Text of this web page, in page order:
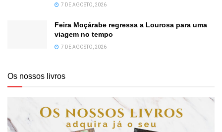
7 DE AGOSTO, 2026
Feira Moçárabe regressa a Lourosa para uma
viagem no tempo
7 DE AGOSTO, 2026
Os nossos livros